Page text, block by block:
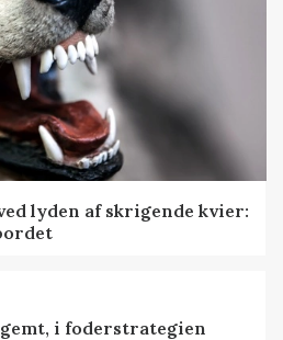
lyden af skrigende kvier:
i foderstrategien